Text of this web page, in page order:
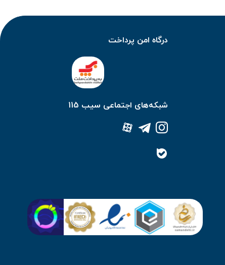
درگاه امن پرداخت
شبکه‌های اجتماعی سیب 115